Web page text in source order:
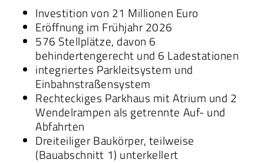
Investition von 21 Millionen Euro
Eröffnung im Frühjahr 2026
576 Stellplätze, davon 6
behindertengerecht und 6 Ladestationen
integriertes Parkleitsystem und
Einbahnstraßensystem
Rechteckiges Parkhaus mit Atrium und 2
Wendelrampen als getrennte Auf- und
Abfahrten
Dreiteiliger Baukörper, teilweise
(Bauabschnitt 1) unterkellert